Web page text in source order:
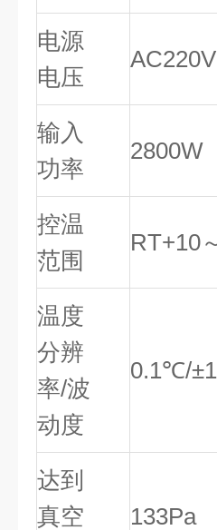
电源
电压
输入
功率
2800W
控温
范围
RT+10
温度
分辨
率/波
动度
0.1℃/
达到
真空
133Pa